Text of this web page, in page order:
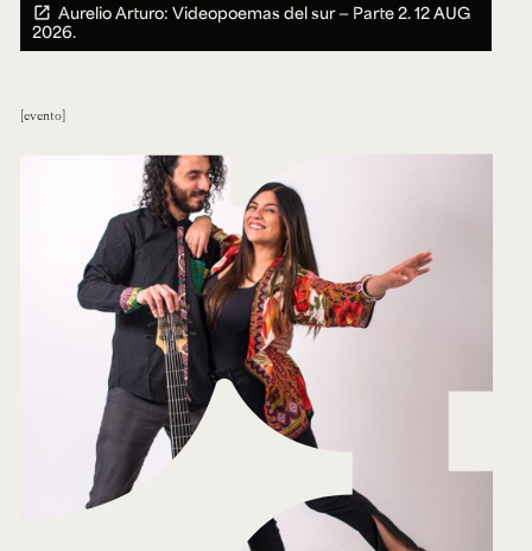
Aurelio Arturo: Videopoemas del sur — Parte 2.12 AUG
2026.
evento